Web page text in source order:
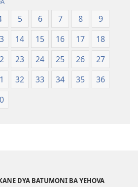
Ntanda
Mipya
(Mulupulwe
mu
2018)
Bwalamuni
bwa
Ntanda
Mipya
(Mulupulwe
mu
2018)
5 6 7 8
9
14 15 16 17
18
23 24 25 26
27
32 33 34 35
36
DYA BATUMONI BA YEHOVA